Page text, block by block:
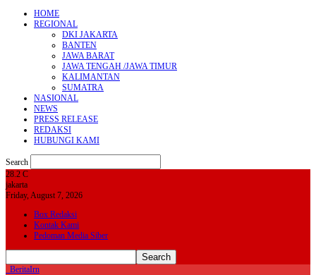
HOME
REGIONAL
DKI JAKARTA
BANTEN
JAWA BARAT
JAWA TENGAH /JAWA TIMUR
KALIMANTAN
SUMATRA
NASIONAL
NEWS
PRESS RELEASE
REDAKSI
HUBUNGI KAMI
Search
28.2 C
jakarta
Friday, August 7, 2026
Box Redaksi
Kontak Kami
Pedoman Media Siber
BeritaIrn